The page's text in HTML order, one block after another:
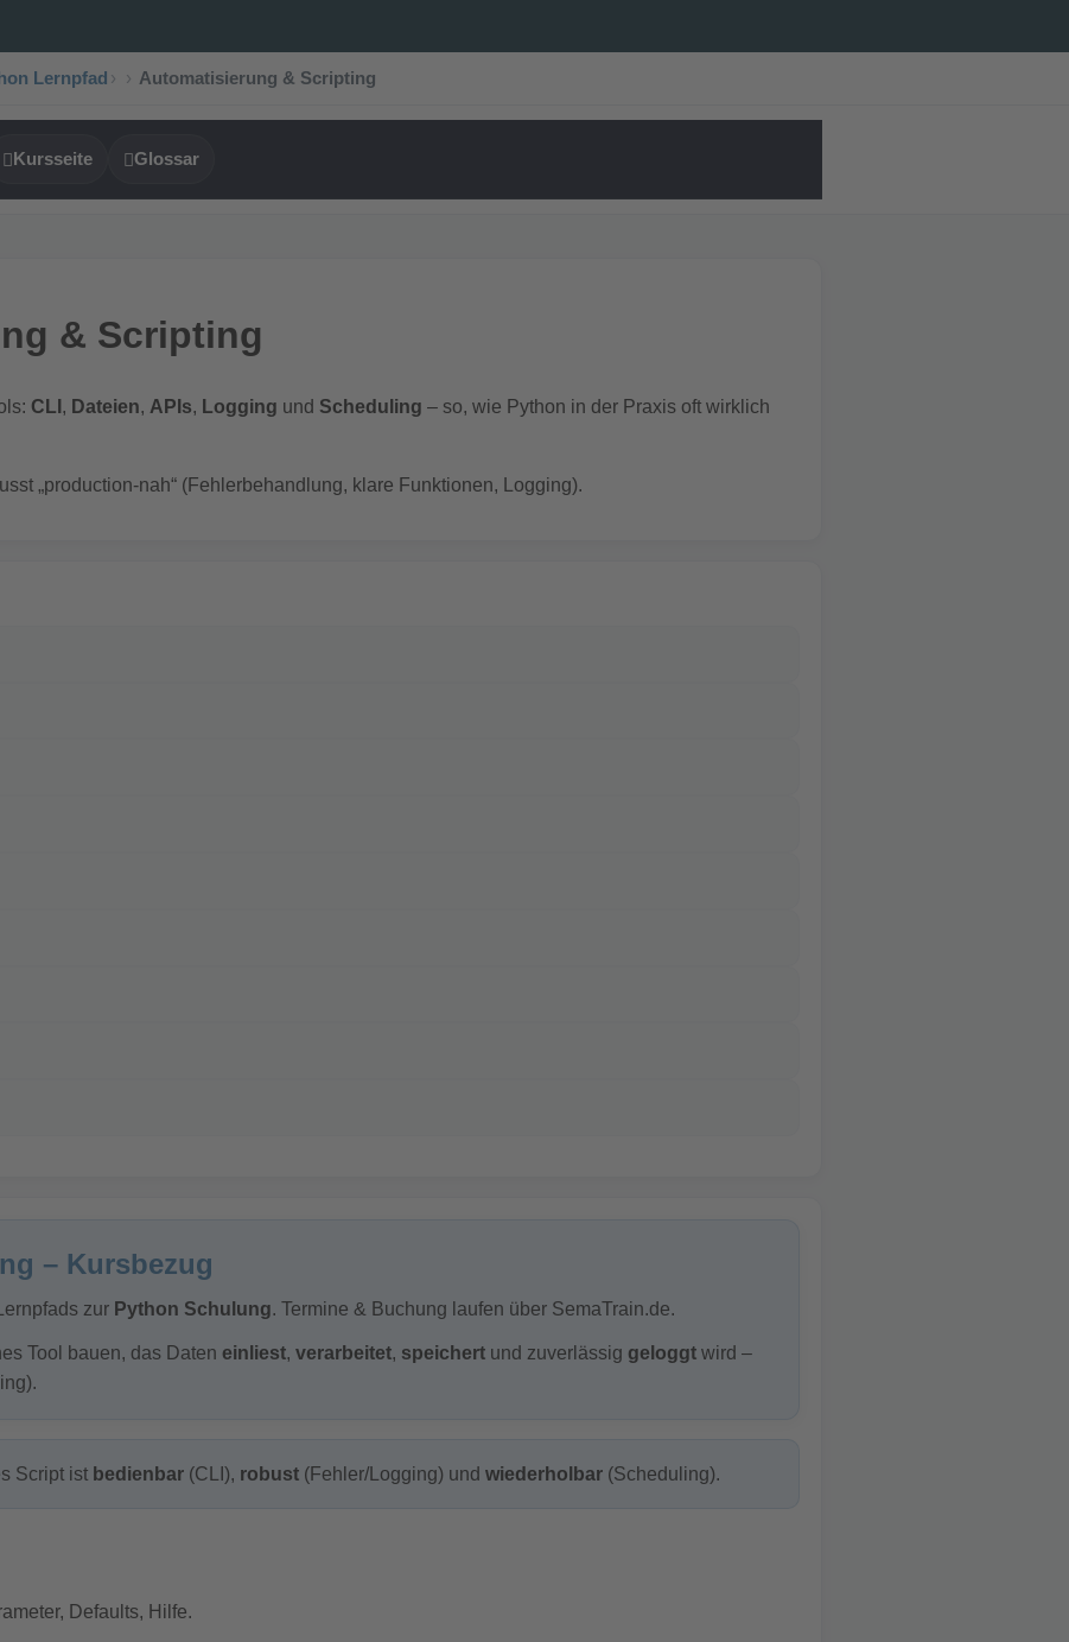
Lernpfad › Automatisierung & Scripting
Kursseite Glossar
& Scripting
CLI , Dateien, APIs, Logging und Scheduling – so, wie Python in der Praxis oft wirklich
„production-nah“ (Fehlerbehandlung, klare Funktionen, Logging).
– Kursbezug
zur Python Schulung. Termine & Buchung laufen über SemaTrain.de.
Tool bauen, das Daten einliest, verarbeitet, speichert und zuverlässig geloggt wird –
Script ist bedienbar (CLI), robust (Fehler/Logging) und wiederholbar (Scheduling).
Defaults, Hilfe.